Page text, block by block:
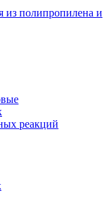
из полипропилена и
реакций